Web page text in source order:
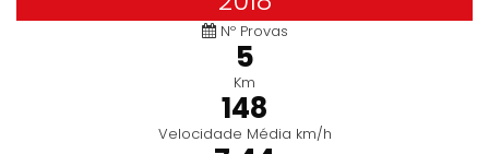
Nº Provas
5
Km
148
Velocidade Média km/h